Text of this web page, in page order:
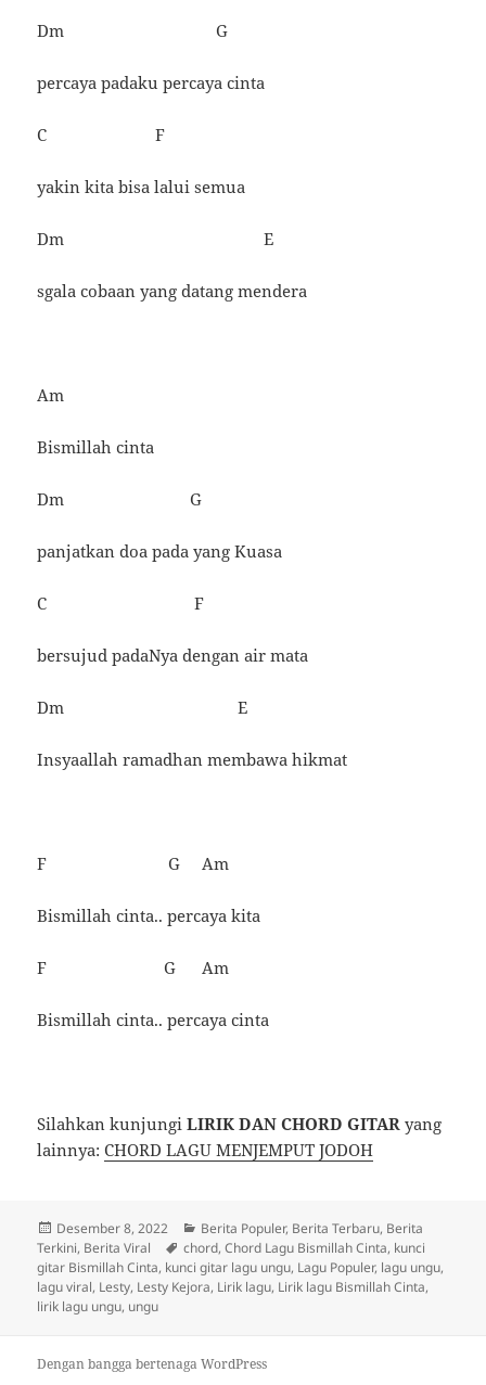
Dm G
percaya padaku percaya cinta
C F
yakin kita bisa lalui semua
Dm E
sgala cobaan yang datang mendera
Am
Bismillah cinta
Dm G
panjatkan doa pada yang Kuasa
C F
bersujud padaNya dengan air mata
Dm E
Insyaallah ramadhan membawa hikmat
F G Am
Bismillah cinta.. percaya kita
F G Am
Bismillah cinta.. percaya cinta
Silahkan kunjungiLIRIK DAN CHORD GITAR yang
lainnya:CHORD LAGU MENJEMPUT JODOH
Diposkan
pada
Desember 8, 2022 Kategori
Berita Populer, Berita Terbaru, Berita
Terkini, Berita Viral Tag
chord,Chord Lagu Bismillah Cinta, kunci
gitar Bismillah Cinta, kunci gitar lagu ungu, Lagu Populer, lagu ungu,
lagu viral, Lesty, Lesty Kejora, Lirik lagu, Lirik lagu Bismillah Cinta,
lirik lagu ungu, ungu
Dengan bangga bertenaga WordPress